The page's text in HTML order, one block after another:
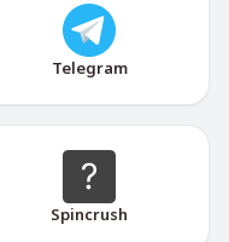
Telegram
Spincrush